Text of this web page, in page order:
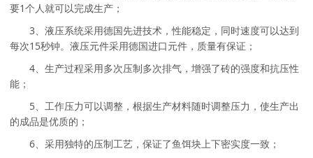
要1个人就可以完成生产；
3、液压系统采用德国先进技术，性能稳定，同时速度可以达到
每次15秒钟。液压元件采用德国进口元件，质量有保证；
4、生产过程采用多次压制多次排气，增强了砖的强度和抗压性
能；
5、工作压力可以调整，根据生产材料随时调整压力，使生产出
的成品是优质的；
6、采用独特的压制工艺，保证了鱼饵块上下密实度一致；